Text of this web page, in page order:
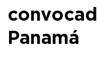
Panamá